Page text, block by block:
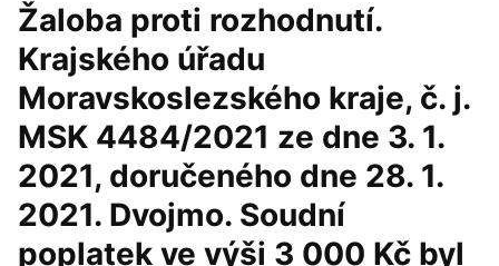
Žaloba proti rozhodnutí.
Krajského úřadu
Moravskoslezského kraje, č. j.
MSK 4484/2021 ze dne 3. 1.
2021, doručeného dne 28. 1.
2021. Dvojmo. Soudní
poplatek ve výši 3 000 Kč byl